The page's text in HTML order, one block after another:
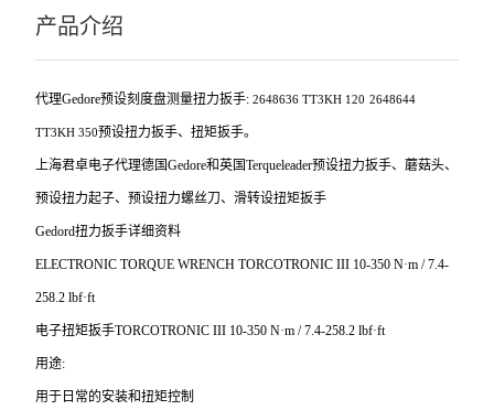
产品介绍
代理Gedore预设刻度盘测量扭力扳手: 2648636TT3KH 120 2648644
TT3KH 350预设扭力扳手、扭矩扳手。
上海君卓电子代理德国Gedore和英国Terqueleader预设扭力扳手、蘑菇头、
预设扭力起子、预设扭力螺丝刀、滑转设扭矩扳手
Gedord扭力扳手详细资料
ELECTRONIC TORQUE WRENCH TORCOTRONIC III 10-350 N·m / 7.4-
258.2 lbf·ft
电子扭矩扳手TORCOTRONIC III 10-350 N·m / 7.4-258.2 lbf·ft
用途:
用于日常的安装和扭矩控制